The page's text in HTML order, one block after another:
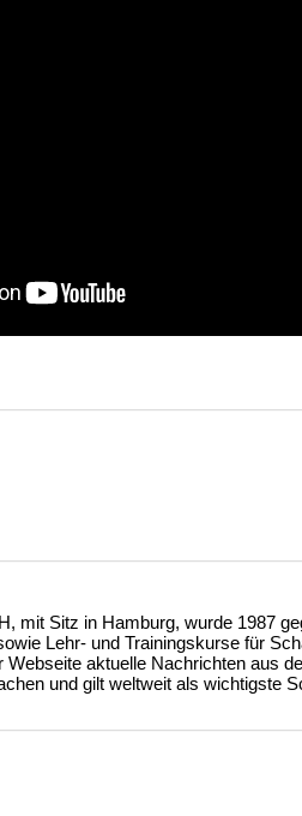
mit Sitz in Hamburg, wurde 1987
Lehr- und Trainingskurse für
Webseite aktuelle Nachrichten aus
und gilt weltweit als wichtigste